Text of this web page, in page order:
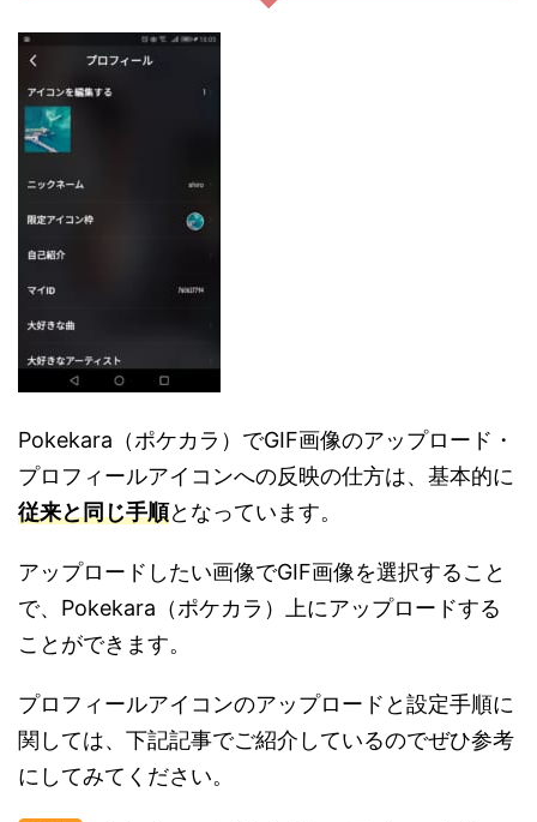
Pokekara（ポケカラ）でGIF画像のアップロード・
プロフィールアイコンへの反映の仕方は、基本的に
従来と同じ手順となっています。
アップロードしたい画像でGIF画像を選択すること
で、Pokekara（ポケカラ）上にアップロードする
ことができます。
プロフィールアイコンのアップロードと設定手順に
関しては、下記記事でご紹介しているのでぜひ参考
にしてみてください。